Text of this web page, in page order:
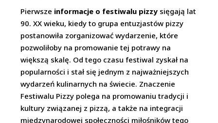
Pierwsze informacje o festiwalu pizzy sięgają lat
90. XX wieku, kiedy to grupa entuzjastów pizzy
postanowiła zorganizować wydarzenie, które
pozwoliłoby na promowanie tej potrawy na
większą skalę. Od tego czasu festiwal zyskał na
popularności i stał się jednym z najważniejszych
wydarzeń kulinarnych na świecie. Znaczenie
Festiwalu Pizzy polega na promowaniu tradycji i
kultury związanej z pizzą, a także na integracji
międzynarodowej społeczności miłośników tego